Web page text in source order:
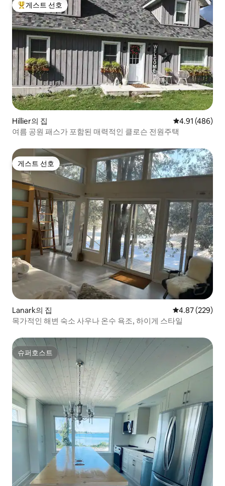
상위 게스트 선호
게스트 선호
Hillier의 집 평점 4.91점(5
4.91 (486)
여름 공원 패스가 포함된 매력적인 클로슨 전원주택
게스트 선호
게스트 선호
Lanark의 집 평점 4.87점(5
4.87 (229)
목가적인 해변 숙소 사우나 온수 욕조, 하이게 스타일
슈퍼호스트
슈퍼호스트